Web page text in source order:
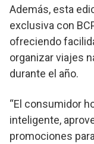
Además, esta
exclusiva con
ofreciendo
organizar viajes
durante el año.
“El consumidor
inteligente,
promociones